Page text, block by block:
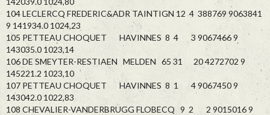
104 LECLERCQ FREDERIC&ADR TAINTIGN 12 4 388769 9063841
9 141934.0 1024,23
105 PETTEAU CHOQUET HAVINNES 8 4 3 9067466 9
143035.0 1023,14
106 DE SMEYTER-RESTIAEN MELDEN 65 31 20 4272702 9
145221.2 1023,10
107 PETTEAU CHOQUET HAVINNES 8 1 4 9067450 9
143042.0 1022,83
108 CHEVALIER-VANDERBRUGG FLOBECQ 9 2 2 9015016 9